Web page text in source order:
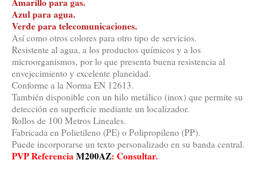
Azul para agua.
Verde para telecomunicaciones.
Así como otros colores para otro tipo de servicios.
Resistente al agua, a los productos químicos y a los
microorganismos, por lo que presenta buena resistencia al
envejecimiento y excelente planeidad.
Conforme a la Norma EN 12613.
También disponible con un hilo metálico (inox) que permite su
detección en superficie mediante un localizador.
Rollos de 100 Metros Lineales.
Fabricada en Polietileno (PE) o Polipropileno (PP).
Puede incorporarse un texto personalizado en su banda central.
PVP ReferenciaM200AZ: Consultar.